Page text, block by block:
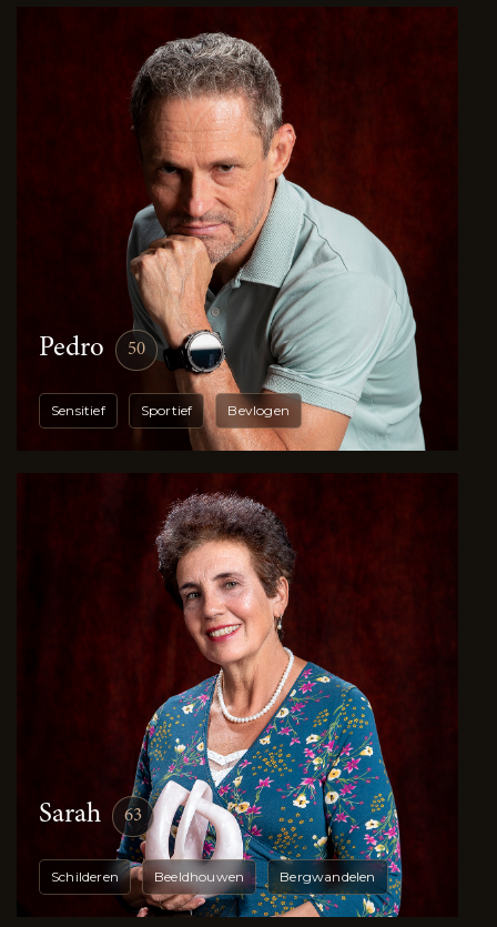
Pedro 50
Sensitief Sportief Bevlogen
Sarah 63
Schilderen Beeldhouwen Bergwandelen